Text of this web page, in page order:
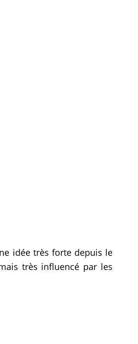
idée très forte depuis le
très influencé par les